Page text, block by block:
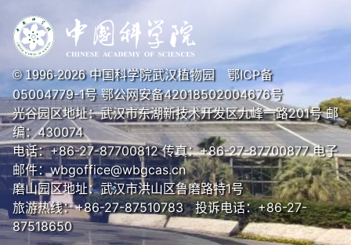
© 1996-2026中国科学院武汉植物园 鄂ICP备
05004779-1号鄂公网安备42018502004676号
光谷园区地址：武汉市东湖新技术开发区九峰一路201号 邮
编：430074
电话：+86-27-87700812 传真：+86-27-87700877 电子
邮件：wbgoffice@wbgcas.cn
磨山园区地址：武汉市洪山区鲁磨路特1号
旅游热线：+86-27-87510783 投诉电话：+86-27-
87518650